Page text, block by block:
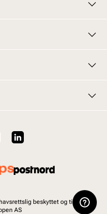
beskyttet og tilhører
AS